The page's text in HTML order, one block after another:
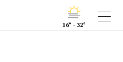
16° - 32°